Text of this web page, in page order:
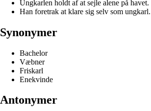
Ungkarlen holdt af at sejle alene på havet.
Han foretrak at klare sig selv som ungkarl.
Synonymer
Bachelor
Væbner
Friskarl
Enekvinde
Antonymer